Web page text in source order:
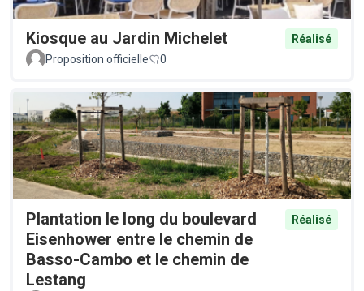
Kiosque au Jardin Michelet
Réalisé
Proposition officielle
0
Plantation le long du boulevard
Eisenhower entre le chemin de
Basso-Cambo et le chemin de
Lestang
Réalisé